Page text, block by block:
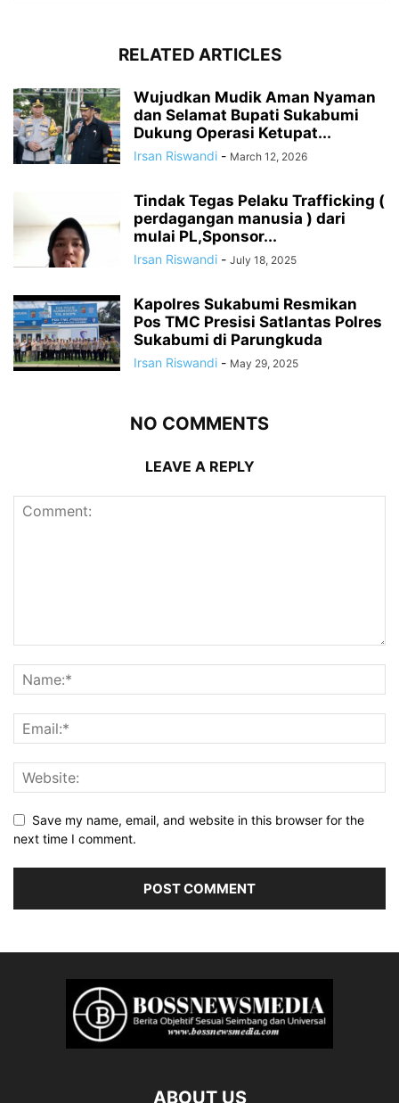
RELATED ARTICLES
Wujudkan Mudik Aman Nyaman
dan Selamat Bupati Sukabumi
Dukung Operasi Ketupat...
Irsan Riswandi - March 12, 2026
Tindak Tegas Pelaku Trafficking (
perdagangan manusia ) dari
mulai PL,Sponsor...
Irsan Riswandi - July 18, 2025
Kapolres Sukabumi Resmikan
Pos TMC Presisi Satlantas Polres
Sukabumi di Parungkuda
Irsan Riswandi - May 29, 2025
NO COMMENTS
LEAVE A REPLY
Save my name, email, and website in this browser for the
next time I comment.
ABOUT US